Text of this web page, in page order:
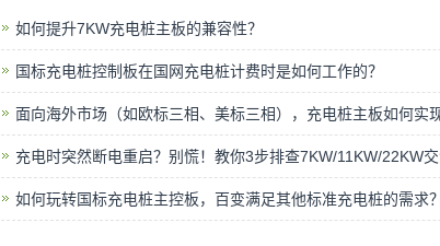
如何提升7KW充电桩主板的兼容性？
国标充电桩控制板在国网充电桩计费时是如何工作的？
面向海外市场（如欧标三相、美标三相），充电桩主板如何实
充电时突然断电重启？别慌！教你3步排查7KW/11KW/22KW
如何玩转国标充电桩主控板，百变满足其他标准充电桩的需求？